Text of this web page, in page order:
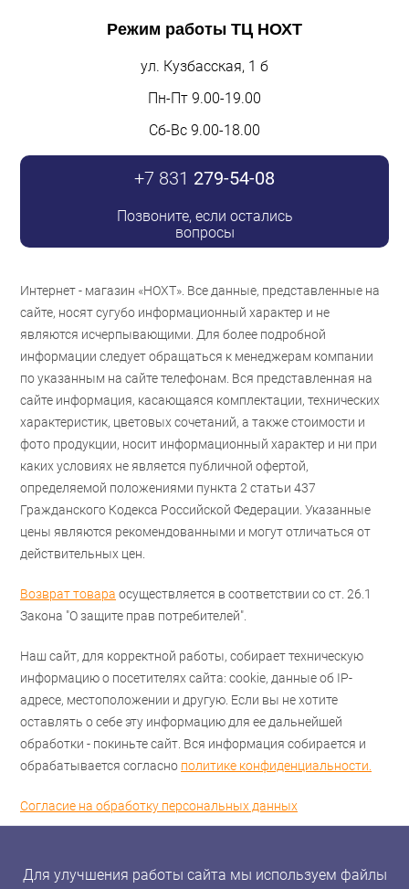
Режим работы ТЦ НОХТ
ул. Кузбасская, 1 б
Пн-Пт 9.00-19.00
Сб-Вс 9.00-18.00
+7 831 279-54-08
Позвоните, если остались
вопросы
Интернет - магазин «НОХТ». Все данные, представленные на
сайте, носят сугубо информационный характер и не
являются исчерпывающими. Для более подробной
информации следует обращаться к менеджерам компании
по указанным на сайте телефонам. Вся представленная на
сайте информация, касающаяся комплектации, технических
характеристик, цветовых сочетаний, а также стоимости и
фото продукции, носит информационный характер и ни при
каких условиях не является публичной офертой,
определяемой положениями пункта 2 статьи 437
Гражданского Кодекса Российской Федерации. Указанные
цены являются рекомендованными и могут отличаться от
действительных цен.
Возврат товара осуществляется в соответствии со ст. 26.1
Закона "О защите прав потребителей".
Наш сайт, для корректной работы, собирает техническую
информацию о посетителях сайта: cookie, данные об IP-
адресе, местоположении и другую. Если вы не хотите
оставлять о себе эту информацию для ее дальнейшей
обработки - покиньте сайт. Вся информация собирается и
обрабатывается согласно политике конфиденциальности.
Согласие на обработку персональных данных
Для улучшения работы сайта мы используем файлы